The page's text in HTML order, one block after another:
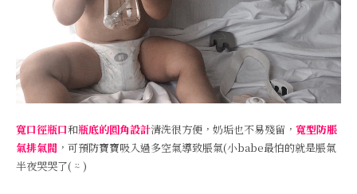
寬口徑瓶口和瓶底的圓角設計清洗很方便，奶垢也不易殘留， 寬型防脹
氣排氣閥 ，可預防寶寶吸入過多空氣導致脹氣(小babe最怕的就是脹氣
半夜哭哭了( ⍨ )